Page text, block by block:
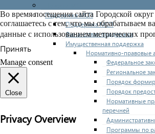
Поддержка МСП
Поддержка МСП
Финансовая поддержка
Имущественная поддержка
Нормативно-правовые
Федеральное
Региональное
Порядок
Порядок
Нормативные
перечней
Программы по
Во время посещения сайта Городской
соглашаетесь с тем, что мы обрабатываем
данные с использованием метрических
Принять
Manage consent
Close
Privacy Overview